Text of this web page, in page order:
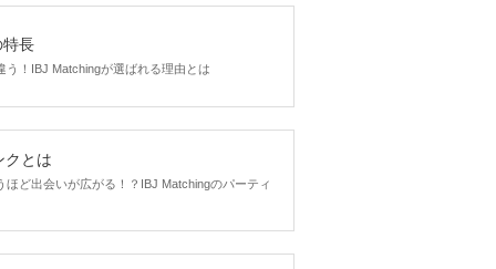
長
う！IBJ Matchingが選ばれる理由とは
クとは
ほど出会いが広がる！？IBJ Matchingのパーティ